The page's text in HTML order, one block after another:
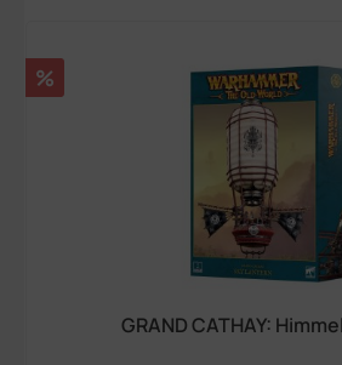
Rabatt
%
GRAND CATHAY: